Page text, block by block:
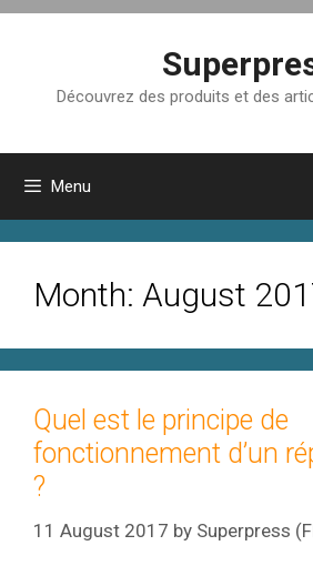
Skip
Découvrez des produits et des
Menu
Month: August
Quel est le principe de
fonctionnement d’un
?
11 August 2017 by Superpress